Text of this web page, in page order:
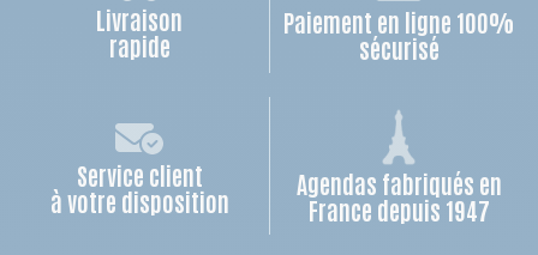
Livraison
rapide
Paiement en ligne 100%
sécurisé
Service client
à votre disposition
Agendas fabriqués en
France depuis 1947